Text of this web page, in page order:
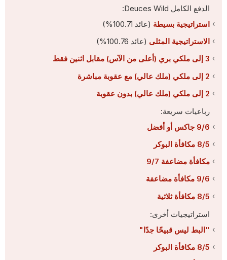
الدفع الكامل Deuces Wild:
استراتيجية بسيطة(عائد 100.71%)
الاستراتيجية المثلى(عائد 100.76%)
3 إلى ملكي بري (أعلى من الآس) مقابل اثنين فقط
2 إلى ملكي (ملك عالي) مع عقوبة مباشرة
2 إلى ملكي (ملك عالي) بدون عقوبة
رباعيات سريعة:
9/6 جاكس أو أفضل
8/5 مكافأة البوكر
مكافأة مضاعفة 9/7
9/6 مكافأة مضاعفة
8/5 مكافأة ثلاثية
استراتيجيات أخرى:
"البط ليس قبيحًا جدًا"
8/5 مكافأة البوكر